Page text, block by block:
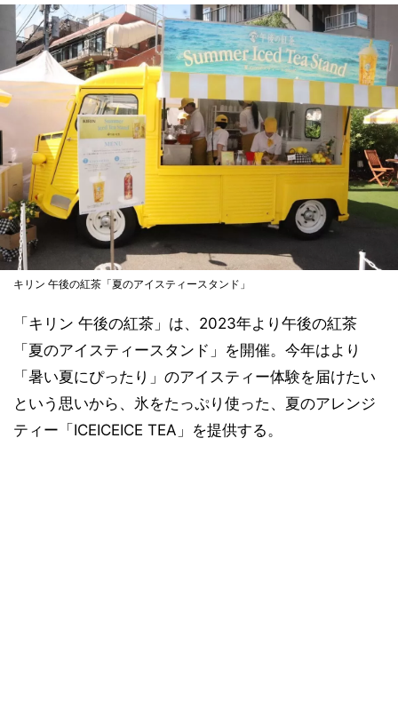
キリン 午後の紅茶「夏のアイスティースタンド」
「キリン 午後の紅茶」は、2023年より午後の紅茶
「夏のアイスティースタンド」を開催。今年はより
「暑い夏にぴったり」のアイスティー体験を届けたい
という思いから、氷をたっぷり使った、夏のアレンジ
ティー「ICEICEICE TEA」を提供する。